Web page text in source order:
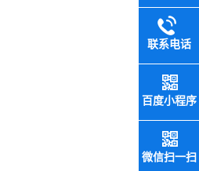
联系电话
百度小程序
微信扫一扫